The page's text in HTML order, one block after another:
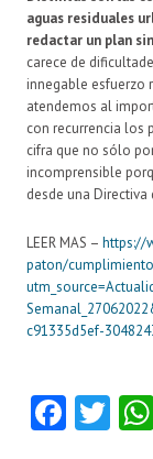
aguas residuales
redactar un plan
carece de
innegable esfuerzo
atendemos al
con recurrencia los
cifra que no sólo
incomprensible
desde una Directiva
LEER MAS – https://
paton/
c91335d5ef-
Fa T